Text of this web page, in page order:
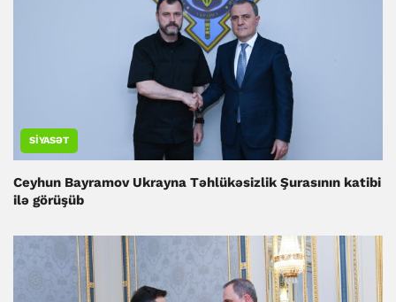
SIYASƏT
Ceyhun Bayramov Ukrayna Təhlükəsizlik Şurasının katibi
ilə görüşüb